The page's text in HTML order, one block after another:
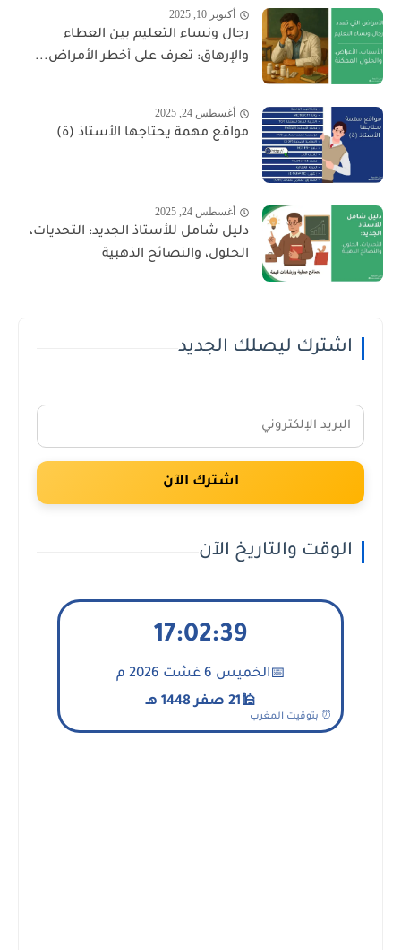
أكتوبر 10, 2025
رجال ونساء التعليم بين العطاء
والإرهاق: تعرف على أخطر الأمراض...
أغسطس 24, 2025
مواقع مهمة يحتاجها الأستاذ (ة)
أغسطس 24, 2025
دليل شامل للأستاذ الجديد: التحديات،
الحلول، والنصائح الذهبية
اشترك ليصلك الجديد
اشترك الآن
الوقت والتاريخ الآن
17:02:40
📅الخميس 6 غشت 2026 م
🕌21 صفر 1448 هـ
⏰ بتوقيت المغرب